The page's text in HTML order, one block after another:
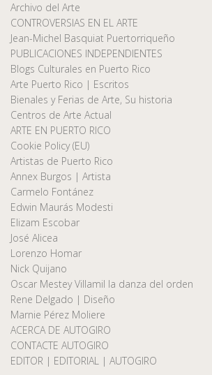
Archivo del Arte
CONTROVERSIAS EN EL ARTE
Jean-Michel Basquiat Puertorriqueño
PUBLICACIONES INDEPENDIENTES
Blogs Culturales en Puerto Rico
Arte Puerto Rico | Escritos
Bienales y Ferias de Arte, Su historia
Centros de Arte Actual
ARTE EN PUERTO RICO
Cookie Policy (EU)
Artistas de Puerto Rico
Annex Burgos | Artista
Carmelo Fontánez
Edwin Maurás Modesti
Elizam Escobar
José Alicea
Lorenzo Homar
Nick Quijano
Oscar Mestey Villamil la danza del orden
Rene Delgado | Diseño
Marnie Pérez Moliere
ACERCA DE AUTOGIRO
CONTACTE AUTOGIRO
EDITOR | EDITORIAL | AUTOGIRO